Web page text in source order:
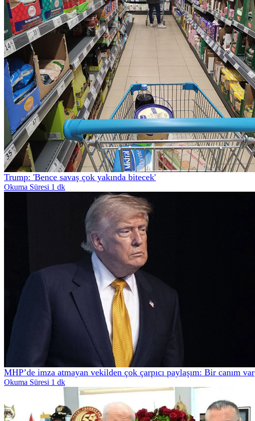
Trump: 'Bence savaş çok yakında bitecek'
Okuma Süresi 1 dk
MHP’de imza atmayan vekilden çok çarpıcı paylaşım: Bir canım var
Okuma Süresi 1 dk